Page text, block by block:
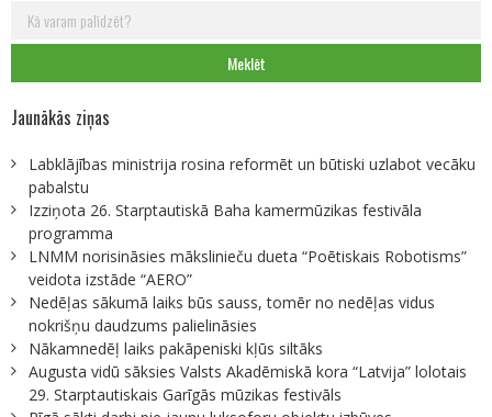
Meklēt:
Jaunākās ziņas
Labklājības ministrija rosina reformēt un būtiski uzlabot vecāku
pabalstu
Izziņota 26. Starptautiskā Baha kamermūzikas festivāla
programma
LNMM norisināsies mākslinieču dueta “Poētiskais Robotisms”
veidota izstāde “AERO”
Nedēļas sākumā laiks būs sauss, tomēr no nedēļas vidus
nokrišņu daudzums palielināsies
Nākamnedēļ laiks pakāpeniski kļūs siltāks
Augusta vidū sāksies Valsts Akadēmiskā kora “Latvija” lolotais
29. Starptautiskais Garīgās mūzikas festivāls